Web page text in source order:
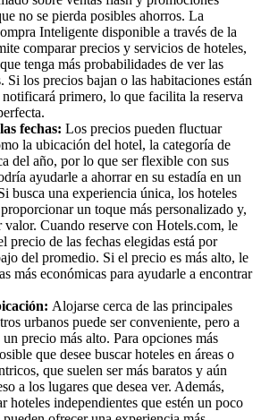
no se pierda posibles ahorros. La
Inteligente disponible a través de la
comparar precios y servicios de hoteles,
tenga más probabilidades de ver las
Si los precios bajan o las habitaciones están
primero, lo que facilita la reserva
fechas: Los precios pueden fluctuar
la ubicación del hotel, la categoría de
del año, por lo que ser flexible con sus
ayudarle a ahorrar en su estadía en un
busca una experiencia única, los hoteles
un toque más personalizado y,
valor. Cuando reserve con Hotels.com, le
precio de las fechas elegidas está por
del promedio. Si el precio es más alto, le
más económicas para ayudarle a encontrar
Alojarse cerca de las principales
urbanos puede ser conveniente, pero a
precio más alto. Para opciones más
que desee buscar hoteles en áreas o
que suelen ser más baratos y aún
a los lugares que desea ver. Además,
hoteles independientes que estén un poco